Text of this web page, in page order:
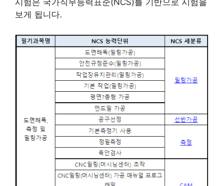
시험은 국가직무능력표준(NCS)를 기반으로 시험을
보게 됩니다.